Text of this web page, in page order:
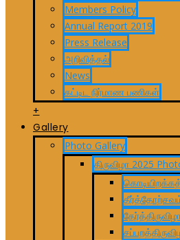
Members Policy
Annual Report 2019
Press Release
அறிவித்தல்
News
கட்டிட நிர்மாண பணிகள்
+
Gallery
Photo Gallery
திருவிழா 2025